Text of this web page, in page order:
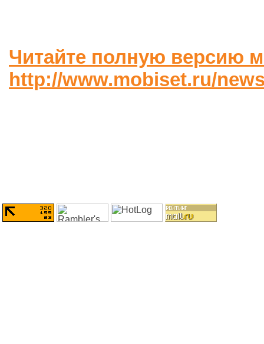
Читайте полную версию
http://www.mobiset.ru/